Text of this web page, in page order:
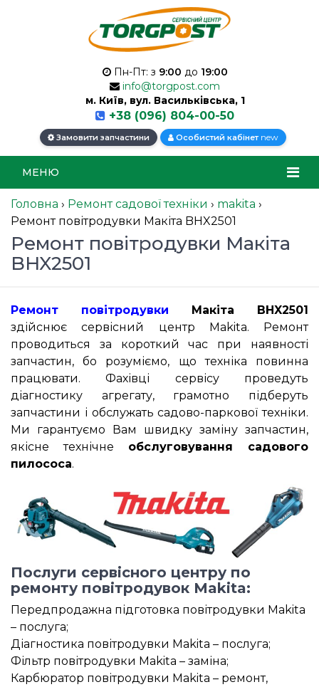
Пн-Пт: з 9:00 до 19:00
info@torgpost.com
м. Київ, вул. Васильківська, 1
+38 (096) 804-00-50
Замовити запчастини Особистий кабінет new
МЕНЮ
Головна › Ремонт садової техніки › makita ›
Ремонт повітродувки Макіта BHX2501
Ремонт повітродувки Макіта
BHX2501
Ремонт повітродувки Макіта BHX2501
здійснює сервісний центр Makita. Ремонт
проводиться за короткий час при наявності
запчастин, бо розуміємо, що техніка повинна
працювати. Фахівці сервісу проведуть
діагностику агрегату, грамотно підберуть
запчастини і обслужать садово-паркової техніки.
Ми гарантуємо Вам швидку заміну запчастин,
якісне технічне обслуговування садового
пилососа.
Послуги сервісного центру по
ремонту повітродувок Makita:
Передпродажна підготовка повітродувки Makita
– послуга;
Діагностика повітродувки Makita – послуга;
Фільтр повітродувки Makita – заміна;
Карбюратор повітродувки Makita – ремонт,